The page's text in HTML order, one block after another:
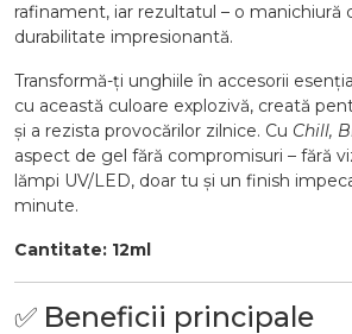
rafinament, iar rezultatul – o manichiură
durabilitate impresionantă.
Transformă-ți unghiile în accesorii
cu această culoare explozivă, creată
și a rezista provocărilor zilnice. Cu Chill,
aspect de gel fără compromisuri – fără
lămpi UV/LED, doar tu și un finish
minute.
Cantitate: 12ml
✅ Beneficii principale